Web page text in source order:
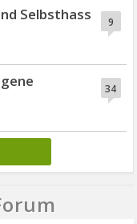
9
Selbsthass
34